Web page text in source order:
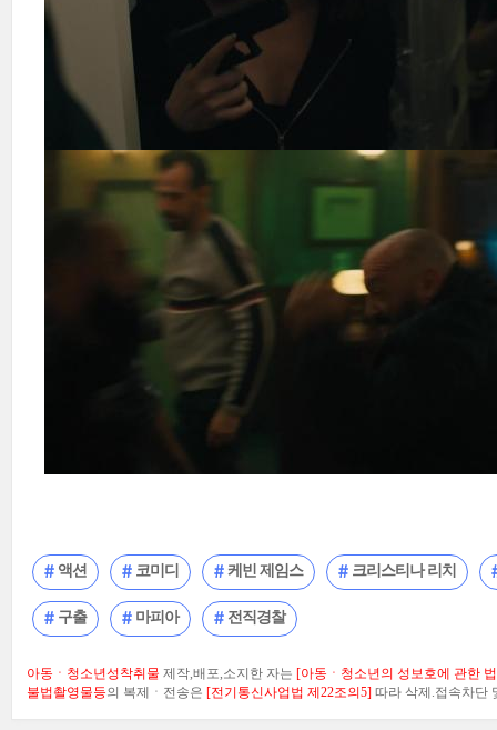
액션 코미디 케빈 제임스 크리스티나 리치
구출 마피아 전직경찰
아동ㆍ청소년성착취물 제작,배포,소지한 자는 [아동ㆍ청소년의 성보호에 관한
불법촬영물등의 복제ㆍ전송은 [전기통신사업법 제22조의5] 따라 삭제.접속차단